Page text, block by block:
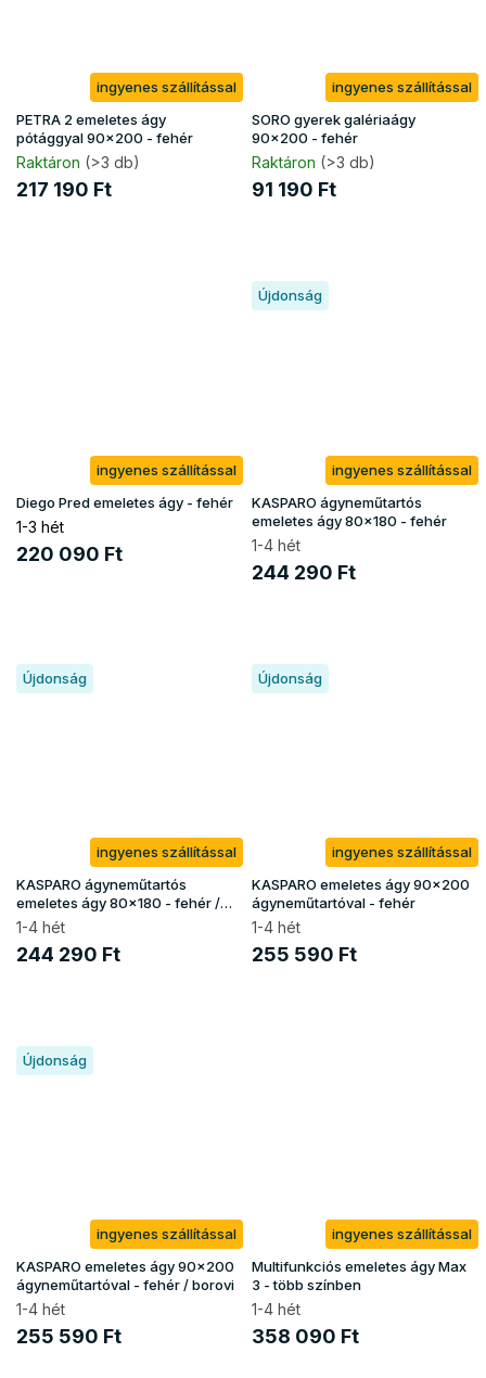
ingyenes szállítással
PETRA 2 emeletes ágy
pótággyal 90x200 - fehér
Raktáron (>3 db)
217 190 Ft
ingyenes szállítással
SORO gyerek galériaágy
90x200 - fehér
Raktáron (>3 db)
91 190 Ft
ingyenes szállítással
Diego Pred emeletes ágy - fehér
1-3 hét
220 090 Ft
Újdonság
ingyenes szállítással
KASPARO ágyneműtartós
emeletes ágy 80x180 - fehér
1-4 hét
244 290 Ft
Újdonság
ingyenes szállítással
KASPARO ágyneműtartós
emeletes ágy 80x180 - fehér /
borovi
1-4 hét
244 290 Ft
Újdonság
ingyenes szállítással
KASPARO emeletes ágy 90x200
ágyneműtartóval - fehér
1-4 hét
255 590 Ft
Újdonság
ingyenes szállítással
KASPARO emeletes ágy 90x200
ágyneműtartóval - fehér / borovi
1-4 hét
255 590 Ft
ingyenes szállítással
Multifunkciós emeletes ágy Max
3 - több színben
1-4 hét
358 090 Ft